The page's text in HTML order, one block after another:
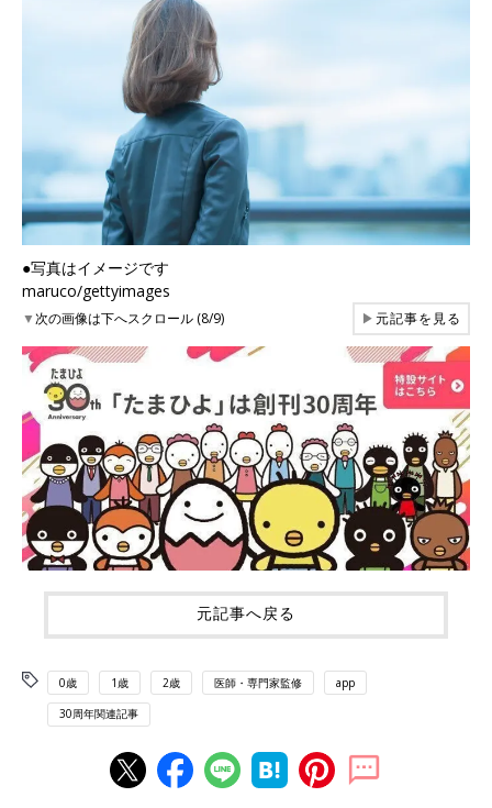
●写真はイメージです
maruco/gettyimages
▼次の画像は下へスクロール (8/9) ▶元記事を見る
元記事へ戻る
0歳 1歳 2歳 医師・専門家監修 app
30周年関連記事